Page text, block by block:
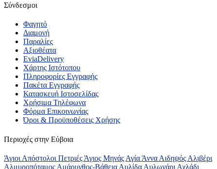
Σύνδεσμοι
Φαγητό
Διαμονή
Παραλίες
Αξιοθέατα
EviaDelivery
Χάρτης Ιστότοπου
Πληροφορίες Εγγραφής
Πακέτα Εγγραφής
Κατασκευή Ιστοσελίδας
Χρήσιμα Τηλέφωνα
Φόρμα Επικοινωνίας
Όροι & Προϋποθέσεις Xρήσης
Περιοχές στην Εύβοια
Άγιοι Απόστολοι Πετριές Άγιος Μηνάς Αγία Άννα Αιδηψός Αλιβέρι
Αλμυροπόταμος Αμάρυνθος-Βάθεια Αυλίδα Αυλωνάρι Αχλάδι